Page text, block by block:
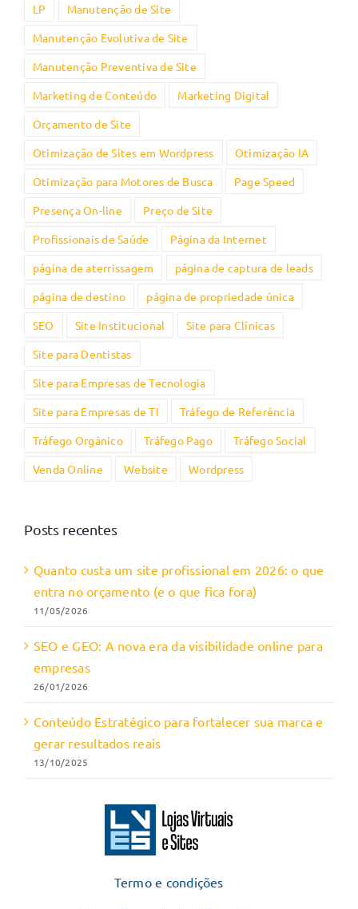
LP
Manutenção de Site
Manutenção Evolutiva de Site
Manutenção Preventiva de Site
Marketing de Conteúdo
Marketing Digital
Orçamento de Site
Otimização de Sites em Wordpress
Otimização IA
Otimização para Motores de Busca
Page Speed
Presença On-line
Preço de Site
Profissionais de Saúde
Página da Internet
página de aterrissagem
página de captura de leads
página de destino
página de propriedade única
SEO
Site Institucional
Site para Clínicas
Site para Dentistas
Site para Empresas de Tecnologia
Site para Empresas de TI
Tráfego de Referência
Tráfego Orgânico
Tráfego Pago
Tráfego Social
Venda Online
Website Wordpress
Posts recentes
Quanto custa um site profissional em 2026: o que
entra no orçamento (e o que fica fora)
11/05/2026
SEO e GEO: A nova era da visibilidade online para
empresas
26/01/2026
Conteúdo Estratégico para fortalecer sua marca e
gerar resultados reais
13/10/2025
Termo e condições